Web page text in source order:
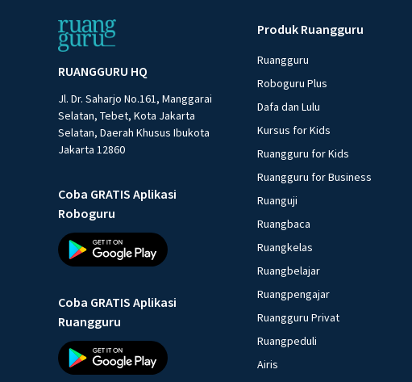
RUANGGURU HQ
Jl. Dr. Saharjo No.161, Manggarai
Selatan, Tebet, Kota Jakarta
Selatan, Daerah Khusus Ibukota
Jakarta 12860
Coba GRATIS Aplikasi
Roboguru
Coba GRATIS Aplikasi
Ruangguru
Produk Ruangguru
Ruangguru
Roboguru Plus
Dafa dan Lulu
Kursus for Kids
Ruangguru for Kids
Ruangguru for Business
Ruanguji
Ruangbaca
Ruangkelas
Ruangbelajar
Ruangpengajar
Ruangguru Privat
Ruangpeduli
Airis